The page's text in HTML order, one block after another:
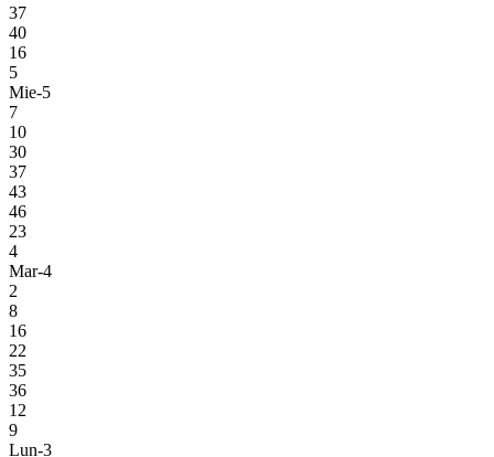
37
40
16
5
Mie-5
7
10
30
37
43
46
23
4
Mar-4
2
8
16
22
35
36
12
9
Lun-3